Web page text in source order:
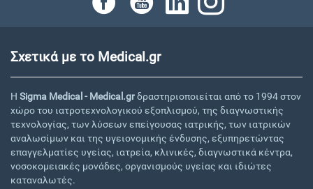
Σχετικά με το Medical.gr
Η Sigma Medical - Medical.grδραστηριοποιείται από το 1994 στον
χώρο του ιατροτεχνολογικού εξοπλισμού, της διαγνωστικής
τεχνολογίας, των λύσεων επείγουσας ιατρικής, των ιατρικών
αναλωσίμων και της υγειονομικής ένδυσης, εξυπηρετώντας
επαγγελματίες υγείας, ιατρεία, κλινικές, διαγνωστικά κέντρα,
νοσοκομειακές μονάδες, οργανισμούς υγείας και ιδιώτες
καταναλωτές.